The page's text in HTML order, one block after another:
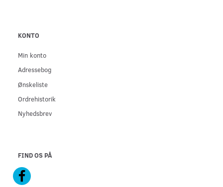
KONTO
Min konto
Adressebog
Ønskeliste
Ordrehistorik
Nyhedsbrev
FIND OS PÅ